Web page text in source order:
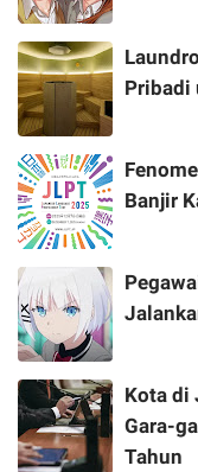
Pribadi
Banjir
Kota di
Gara-
Tahun